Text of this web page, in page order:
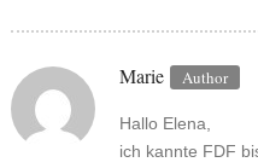
Marie
Hallo Elena,
ich kannte FDF